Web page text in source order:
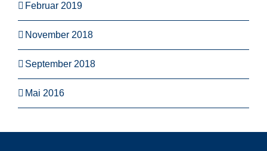
Februar 2019
November 2018
September 2018
Mai 2016